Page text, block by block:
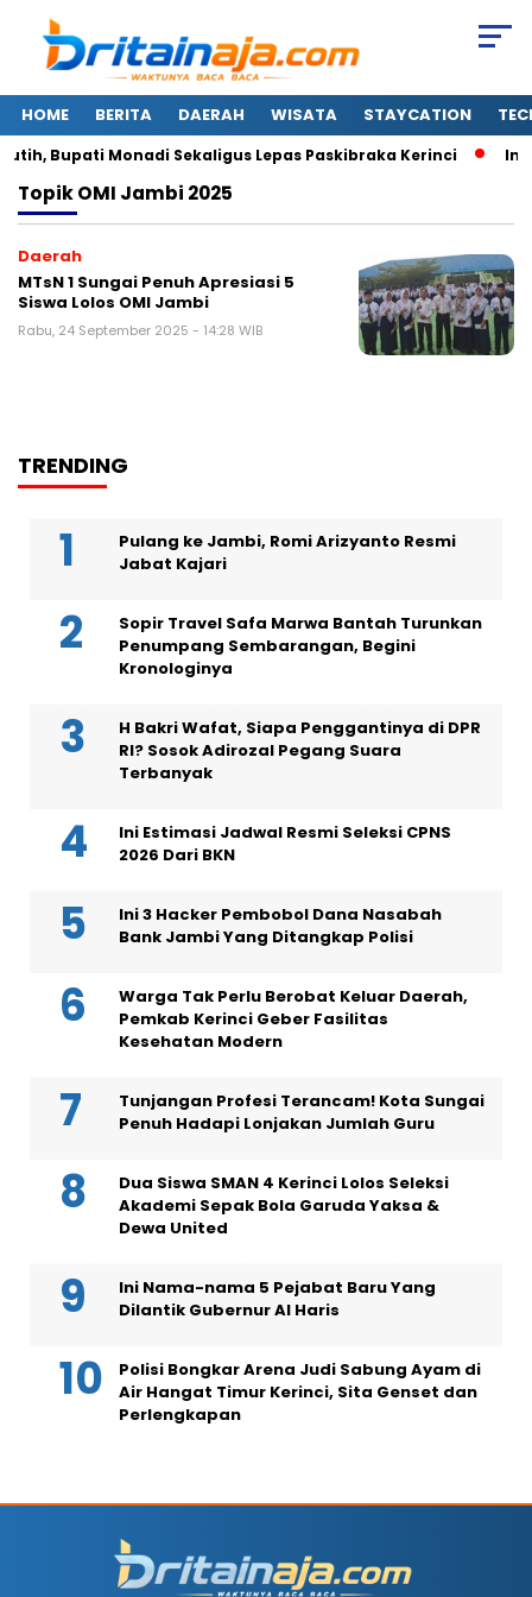
HOME BERITA DAERAH WISATA STAYCATION
Bupati Monadi Sekaligus Lepas Paskibraka Kerinci Ini
TopikOMI Jambi 2025
Daerah
MTsN 1 Sungai Penuh Apresiasi 5
Siswa Lolos OMI Jambi
Rabu, 24 September 2025 - 14:28 WIB
TRENDING
Pulang ke Jambi, Romi Arizyanto Resmi
Jabat Kajari
Sopir Travel Safa Marwa Bantah Turunkan
Penumpang Sembarangan, Begini
Kronologinya
H Bakri Wafat, Siapa Penggantinya di DPR
RI? Sosok Adirozal Pegang Suara
Terbanyak
Ini Estimasi Jadwal Resmi Seleksi CPNS
2026 Dari BKN
Ini 3 Hacker Pembobol Dana Nasabah
Bank Jambi Yang Ditangkap Polisi
Warga Tak Perlu Berobat Keluar Daerah,
Pemkab Kerinci Geber Fasilitas
Kesehatan Modern
Tunjangan Profesi Terancam! Kota Sungai
Penuh Hadapi Lonjakan Jumlah Guru
Dua Siswa SMAN 4 Kerinci Lolos Seleksi
Akademi Sepak Bola Garuda Yaksa &
Dewa United
Ini Nama-nama 5 Pejabat Baru Yang
Dilantik Gubernur Al Haris
Polisi Bongkar Arena Judi Sabung Ayam di
Air Hangat Timur Kerinci, Sita Genset dan
Perlengkapan